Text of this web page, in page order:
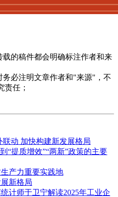
的稿件都会明确标注作者和来
务必注明文章作者和"来源"，不
责任；
动 加快构建新发展格局
“提质增效”“两新”政策的主要
产力重要实践地
新格局
计师于卫宁解读2025年工业企